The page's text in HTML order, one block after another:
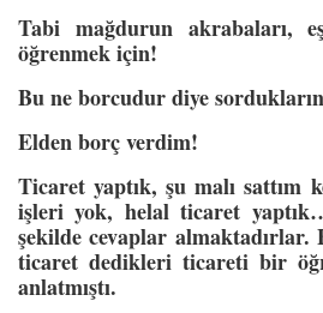
Tabi mağdurun akrabaları,
öğrenmek için!
Bu ne borcudur diye
Elden borç verdim!
Ticaret yaptık, şu malı sattım
işleri yok, helal ticaret
şekilde cevaplar
ticaret dedikleri ticareti bir
anlatmıştı.